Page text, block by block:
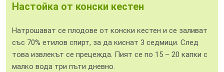
Настойка от конски кестен
Натрошават се плодове от конски кестен и се заливат
със 70% етилов спирт, за да киснат 3 седмици. След
това извлекът се прецежда. Пият се по 15 – 20 капки с
малко вода три пъти дневно.